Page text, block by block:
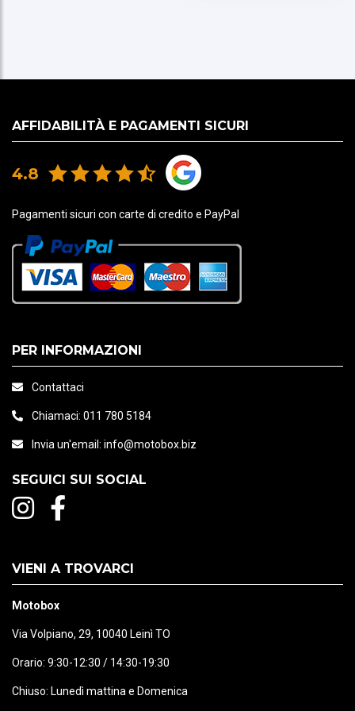
affusolata verso la caviglia
AFFIDABILITÀ E PAGAMENTI SICURI
4.8
Pagamenti sicuri con carte di credito e PayPal
PER INFORMAZIONI
Contattaci
Chiamaci: 011 780 5184
Invia un'email: info@motobox.biz
SEGUICI SUI SOCIAL
VIENI A TROVARCI
Motobox
Via Volpiano, 29, 10040 Leinì TO
Orario: 9:30-12:30 / 14:30-19:30
Chiuso: Lunedì mattina e Domenica